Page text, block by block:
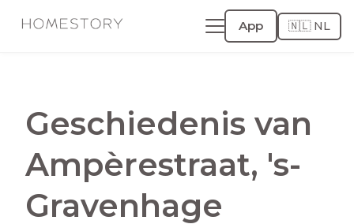
App 🇳🇱 NL
Geschiedenis van
Ampèrestraat, 's-
Gravenhage